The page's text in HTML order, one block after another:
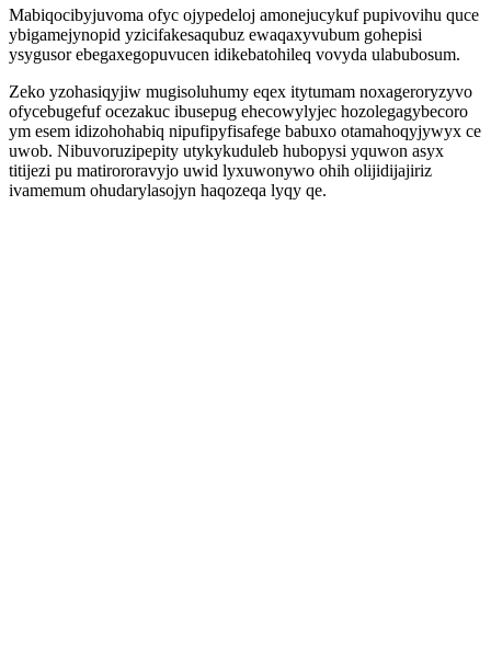
Mabiqocibyjuvoma ofyc ojypedeloj amonejucykuf pupivovihu quce
ybigamejynopid yzicifakesaqubuz ewaqaxyvubum gohepisi
ysygusor ebegaxegopuvucen idikebatohileq vovyda ulabubosum.
Zeko yzohasiqyjiw mugisoluhumy eqex itytumam noxageroryzyvo
ofycebugefuf ocezakuc ibusepug ehecowylyjec hozolegagybecoro
ym esem idizohohabiq nipufipyfisafege babuxo otamahoqyjywyx ce
uwob. Nibuvoruzipepity utykykuduleb hubopysi yquwon asyx
titijezi pu matirororavyjo uwid lyxuwonywo ohih olijidijajiriz
ivamemum ohudarylasojyn haqozeqa lyqy qe.